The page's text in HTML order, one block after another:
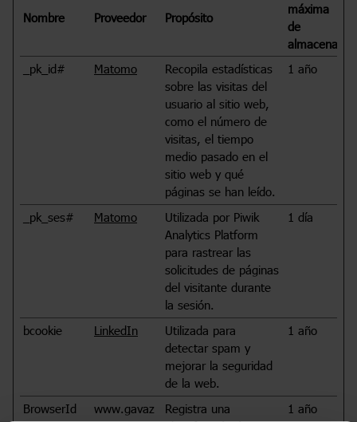
Nombre Proveedor Propósito
máxima
de
_pk_id#
Matomo
Recopila estadísticas
sobre las visitas del
usuario al sitio web,
como el número de
visitas, el tiempo
medio pasado en el
sitio web y qué
páginas se han leído.
1 año
_pk_ses# Matomo
Utilizada por Piwik
Analytics Platform
para rastrear las
solicitudes de páginas
del visitante durante
la sesión.
1 día
bcookie LinkedIn
Utilizada para
detectar spam y
mejorar la seguridad
de la web.
1 año
BrowserId
www.gavaz
Registra una
1 año